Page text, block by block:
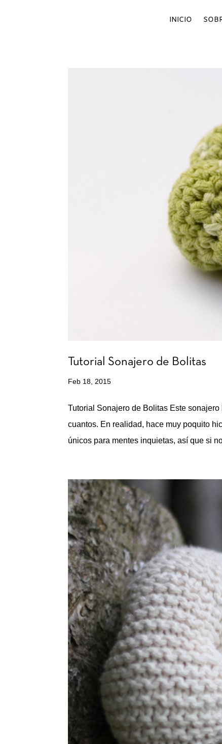
INICIO
Tutorial Sonajero de Bolitas
Feb 18, 2015
Tutorial Sonajero de Bolitas Este
cuantos. En realidad, hace muy poquito
únicos para mentes inquietas, así que si